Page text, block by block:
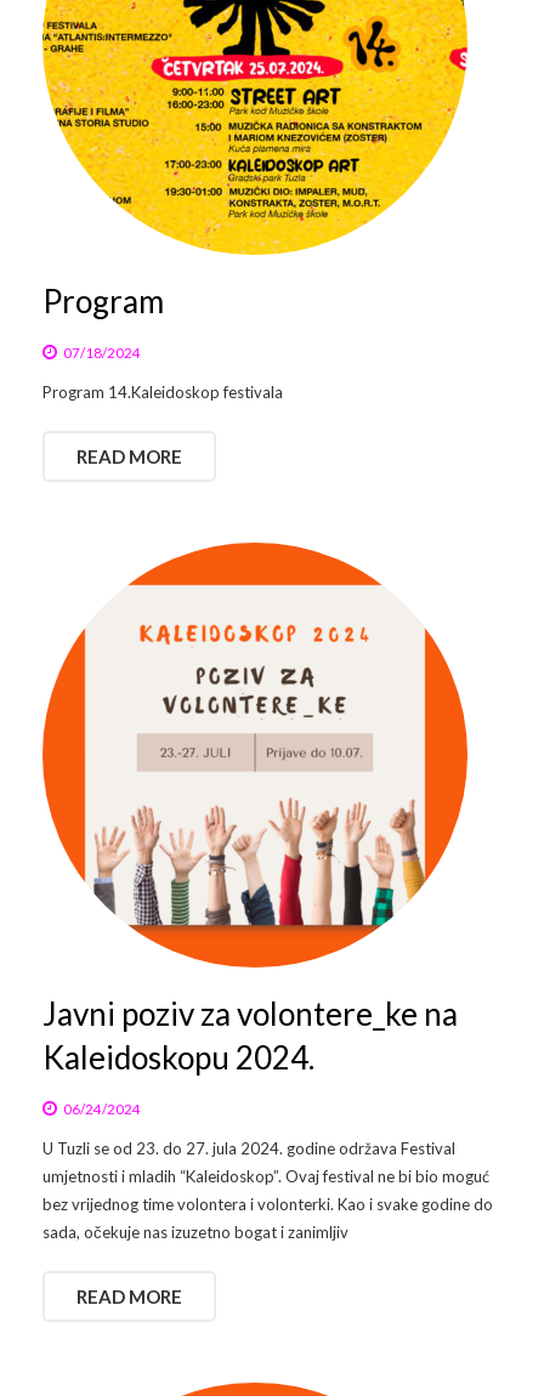
Program
07/18/2024
Program 14.Kaleidoskop festivala
READ MORE
Javni poziv za volontere_ke na
Kaleidoskopu 2024.
06/24/2024
U Tuzli se od 23. do 27. jula 2024. godine održava Festival
umjetnosti i mladih “Kaleidoskop”. Ovaj festival ne bi bio moguć
bez vrijednog time volontera i volonterki. Kao i svake godine do
sada, očekuje nas izuzetno bogat i zanimljiv
READ MORE